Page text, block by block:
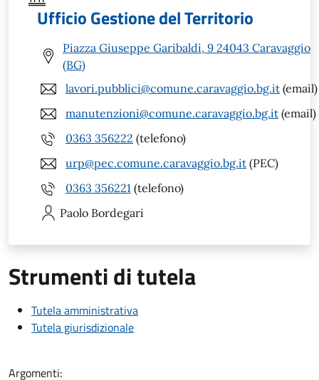
Ufficio Gestione del Territorio
Piazza Giuseppe Garibaldi, 9 24043 Caravaggio
(BG)
lavori.pubblici@comune.caravaggio.bg.it (email)
manutenzioni@comune.caravaggio.bg.it (email)
0363 356222 (telefono)
urp@pec.comune.caravaggio.bg.it (PEC)
0363 356221 (telefono)
Paolo Bordegari
Strumenti di tutela
Tutela amministrativa
Tutela giurisdizionale
Argomenti: